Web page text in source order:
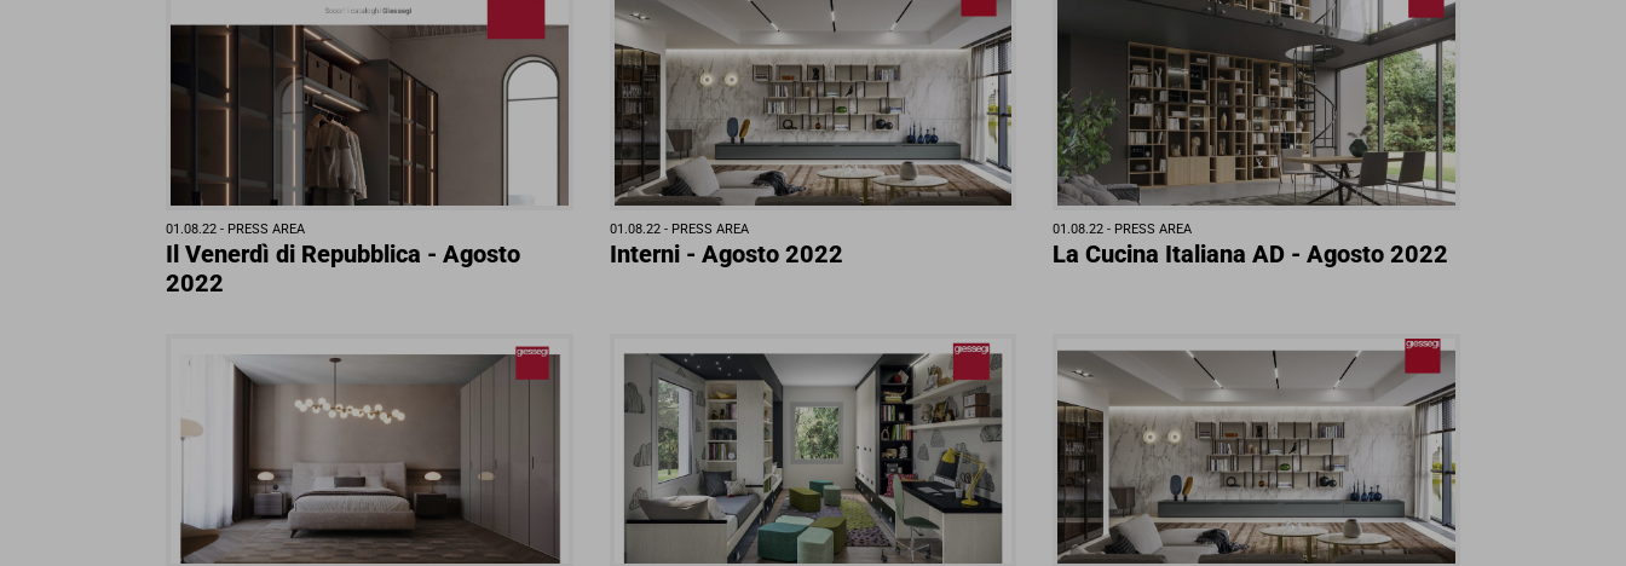
01.08.22 - PRESS AREA
Il Venerdì di Repubblica - Agosto
2022
01.08.22 - PRESS AREA
Interni - Agosto 2022
01.08.22 - PRESS AREA
La Cucina Italiana AD - Agosto 2022